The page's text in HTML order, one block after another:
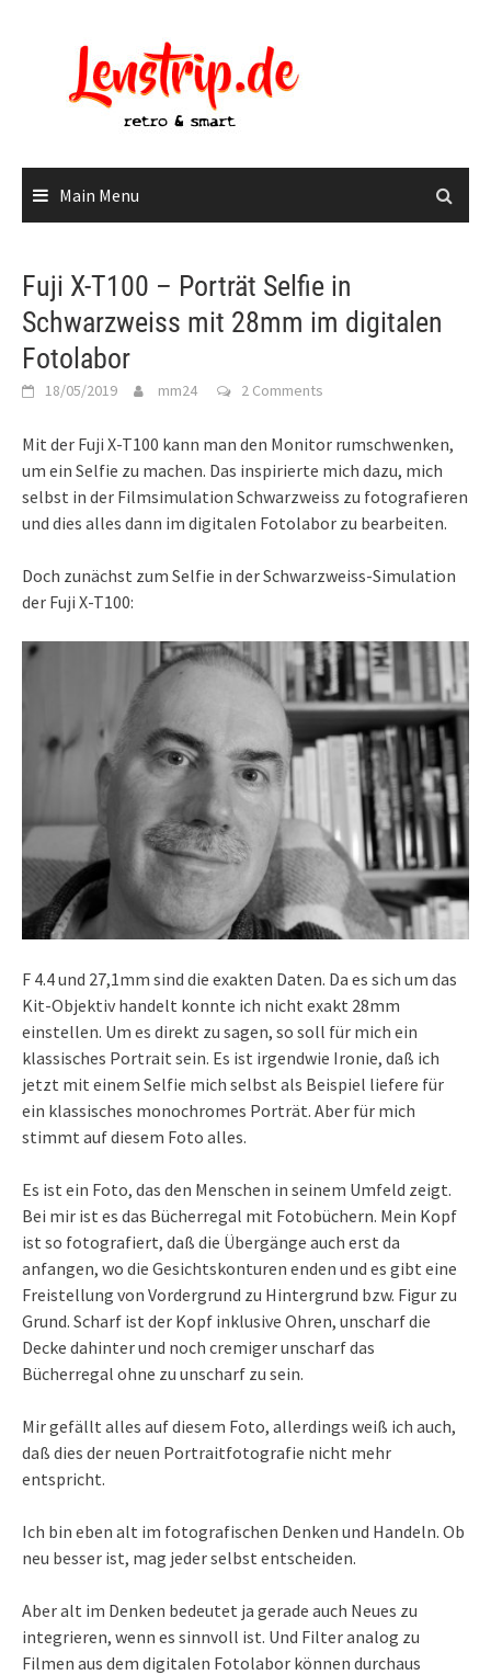
Main Menu
Fuji X-T100 – Porträt Selfie in
Schwarzweiss mit 28mm im digitalen
Fotolabor
18/05/2019 mm24 2 Comments
Mit der Fuji X-T100 kann man den Monitor rumschwenken,
um ein Selfie zu machen. Das inspirierte mich dazu, mich
selbst in der Filmsimulation Schwarzweiss zu fotografieren
und dies alles dann im digitalen Fotolabor zu bearbeiten.
Doch zunächst zum Selfie in der Schwarzweiss-Simulation
der Fuji X-T100:
F 4.4 und 27,1mm sind die exakten Daten. Da es sich um das
Kit-Objektiv handelt konnte ich nicht exakt 28mm
einstellen. Um es direkt zu sagen, so soll für mich ein
klassisches Portrait sein. Es ist irgendwie Ironie, daß ich
jetzt mit einem Selfie mich selbst als Beispiel liefere für
ein klassisches monochromes Porträt. Aber für mich
stimmt auf diesem Foto alles.
Es ist ein Foto, das den Menschen in seinem Umfeld zeigt.
Bei mir ist es das Bücherregal mit Fotobüchern. Mein Kopf
ist so fotografiert, daß die Übergänge auch erst da
anfangen, wo die Gesichtskonturen enden und es gibt eine
Freistellung von Vordergrund zu Hintergrund bzw. Figur zu
Grund. Scharf ist der Kopf inklusive Ohren, unscharf die
Decke dahinter und noch cremiger unscharf das
Bücherregal ohne zu unscharf zu sein.
Mir gefällt alles auf diesem Foto, allerdings weiß ich auch,
daß dies der neuen Portraitfotografie nicht mehr
entspricht.
Ich bin eben alt im fotografischen Denken und Handeln. Ob
neu besser ist, mag jeder selbst entscheiden.
Aber alt im Denken bedeutet ja gerade auch Neues zu
integrieren, wenn es sinnvoll ist. Und Filter analog zu
Filmen aus dem digitalen Fotolabor können durchaus